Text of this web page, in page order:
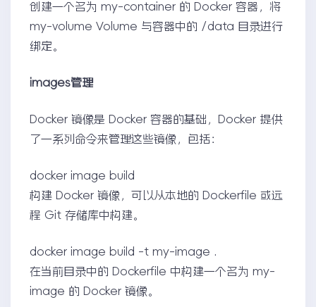
创建一个名为 my-container 的 Docker 容器，将
my-volume Volume 与容器中的 /data 目录进行
绑定。
images管理
Docker 镜像是 Docker 容器的基础，Docker 提供
了一系列命令来管理这些镜像，包括：
docker image build
构建 Docker 镜像，可以从本地的 Dockerfile 或远
程 Git 存储库中构建。
docker image build -t my-image .
在当前目录中的 Dockerfile 中构建一个名为 my-
image 的 Docker 镜像。